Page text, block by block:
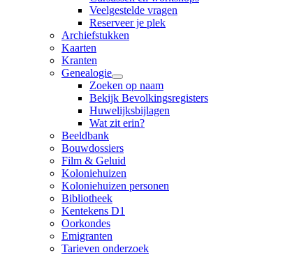
Veelgestelde vragen
Reserveer je plek
Archiefstukken
Kaarten
Kranten
Genealogie
Zoeken op naam
Bekijk Bevolkingsregisters
Huwelijksbijlagen
Wat zit erin?
Beeldbank
Bouwdossiers
Film & Geluid
Koloniehuizen
Koloniehuizen personen
Bibliotheek
Kentekens D1
Oorkondes
Emigranten
Tarieven onderzoek